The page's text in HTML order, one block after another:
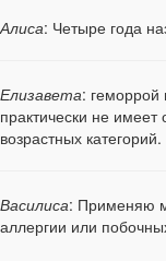
Алиса: Четыре года
Елизавета: геморрой
практически не
возрастных категорий.
Василиса: Применяю
аллергии или